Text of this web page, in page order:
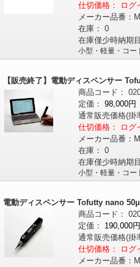
仕切価格：
ログ
メーカー品番：
在庫： 0
在庫僅少時納期
小型・軽量・コー
【販売終了】電動ディスペンサー
商品コード：
定価： 98,000円
通常販売価格(掛
仕切価格：
ログ
メーカー品番：
在庫： 0
在庫僅少時納期
小型・軽量・コー
電動ディスペンサー Tofutty nano
商品コード：
定価：
190,000円
通常販売価格(掛
仕切価格：
ログ
メーカー品番：